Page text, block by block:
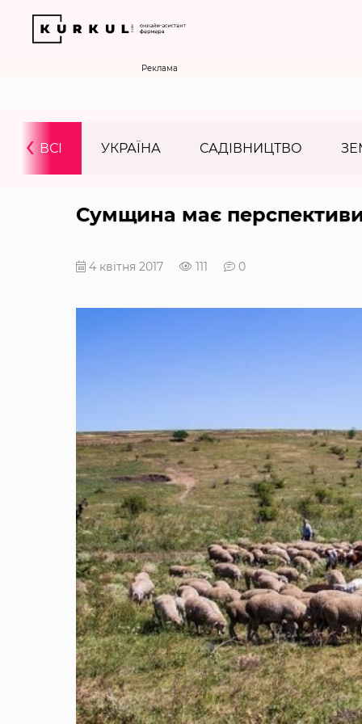
Реклама
ВСІ УКРАЇНА САДІВНИЦТВО
‹
Сумщина має перспективи
4 квітня 2017 111 0